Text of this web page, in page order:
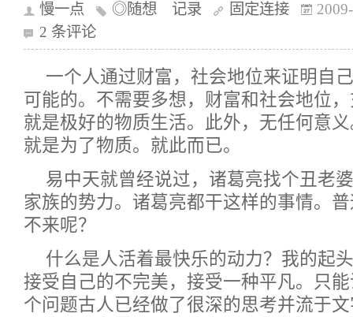
慢一点 ◎随想 记录 固定连接
2 条评论
一个人通过财富，社会地位来证明自
可能的。不需要多想，财富和社会地位
就是极好的物质生活。此外，无任何意
就是为了物质。就此而已。
易中天就曾经说过，诸葛亮找个丑老
家族的势力。诸葛亮都干这样的事情。
不来呢？
什么是人活着最快乐的动力？我的起
接受自己的不完美，接受一种平凡。只
个问题古人已经做了很深的思考并流于